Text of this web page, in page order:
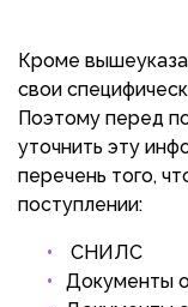
Кроме
свои
Поэтому перед
уточнить эту
перечень того,
поступлении:
СНИЛС
Документы